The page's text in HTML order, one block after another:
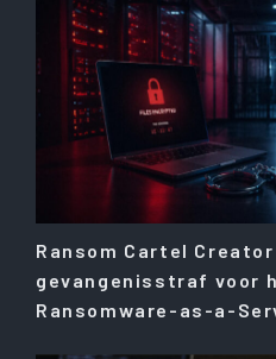
Ransom Cartel
gevangenisstraf voor
Ransomware-as-a-